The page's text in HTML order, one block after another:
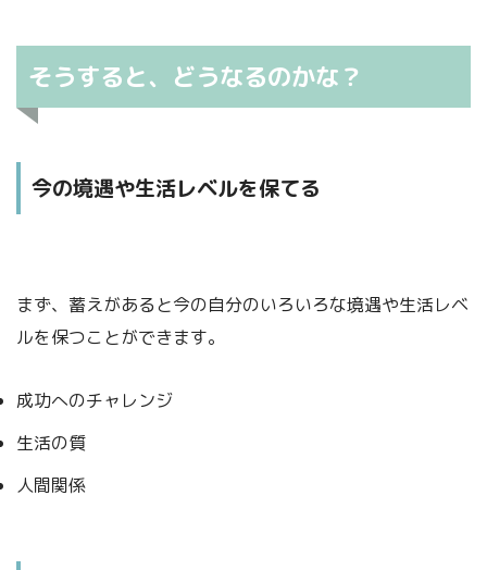
そうすると、どうなるのかな？
今の境遇や生活レベルを保てる
まず、蓄えがあると今の自分のいろいろな境遇や生活レベ
ルを保つことができます。
成功へのチャレンジ
生活の質
人間関係